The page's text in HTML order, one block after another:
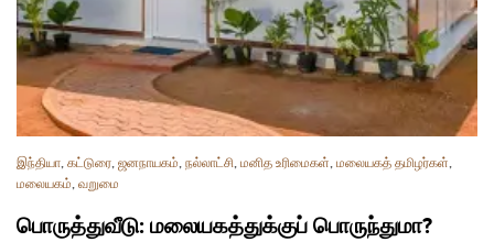
இந்தியா, கட்டுரை, ஜனநாயகம், நல்லாட்சி, மனித உரிமைகள், மலையகத் தமிழர்கள்,
மலையகம், வறுமை
பொருத்துவீடு: மலையகத்துக்குப் பொருந்துமா?